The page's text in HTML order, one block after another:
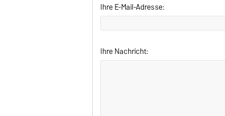
Ihre E-Mail-Adresse:
Ihre Nachricht: